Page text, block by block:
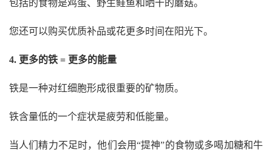
包括的食物是鸡蛋、野生鲑鱼和晒干的蘑菇。
您还可以购买优质补品或花更多时间在阳光下。
4. 更多的铁 = 更多的能量
铁是一种对红细胞形成很重要的矿物质。
铁含量低的一个症状是疲劳和低能量。
当人们精力不足时，他们会用“提神”的食物或多喝加糖和牛